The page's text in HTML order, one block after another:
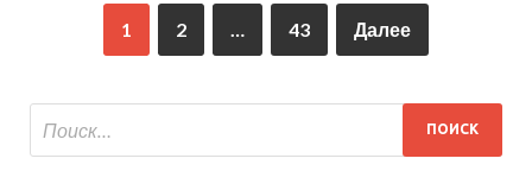
1 2 43 Далее